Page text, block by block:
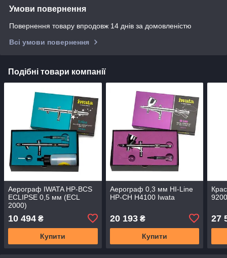
Умови повернення
Повернення товару впродовж 14 днів за домовленістю
Всі умови повернення
Подібні товари компанії
Аерограф IWATA HP-BCS
ECLIPSE 0,5 мм (ECL
2000)
10 494 ₴
Купити
Аерограф 0,3 мм HI-Line
HP-CH H4100 Iwata
20 193₴
Купити
27